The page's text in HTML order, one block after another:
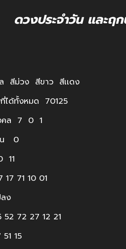
ดวงประจำวัน และฤ
สีม่วง สีขาว สีเเดง
ที่ได้ทั้งหมด 70125
คล 7 0 1
น 0
11
17 71 10 01
ง
52 72 27 12 21
15